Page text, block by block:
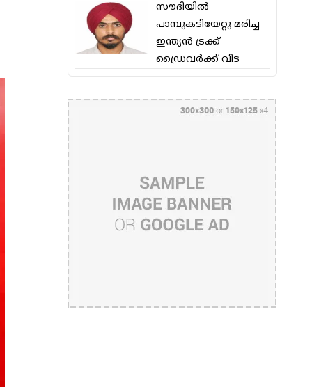
സൗദിയിൽ
പാമ്പുകടിയേറ്റു മരിച്ച
ഇന്ത്യൻ ട്രക്ക്
ഡ്രൈവർക്ക് വിട